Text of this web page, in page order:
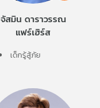
จัสมิน ดาราวรรณ
แฟร์เฮิร์ส
เด็กรู้สู้ภัย